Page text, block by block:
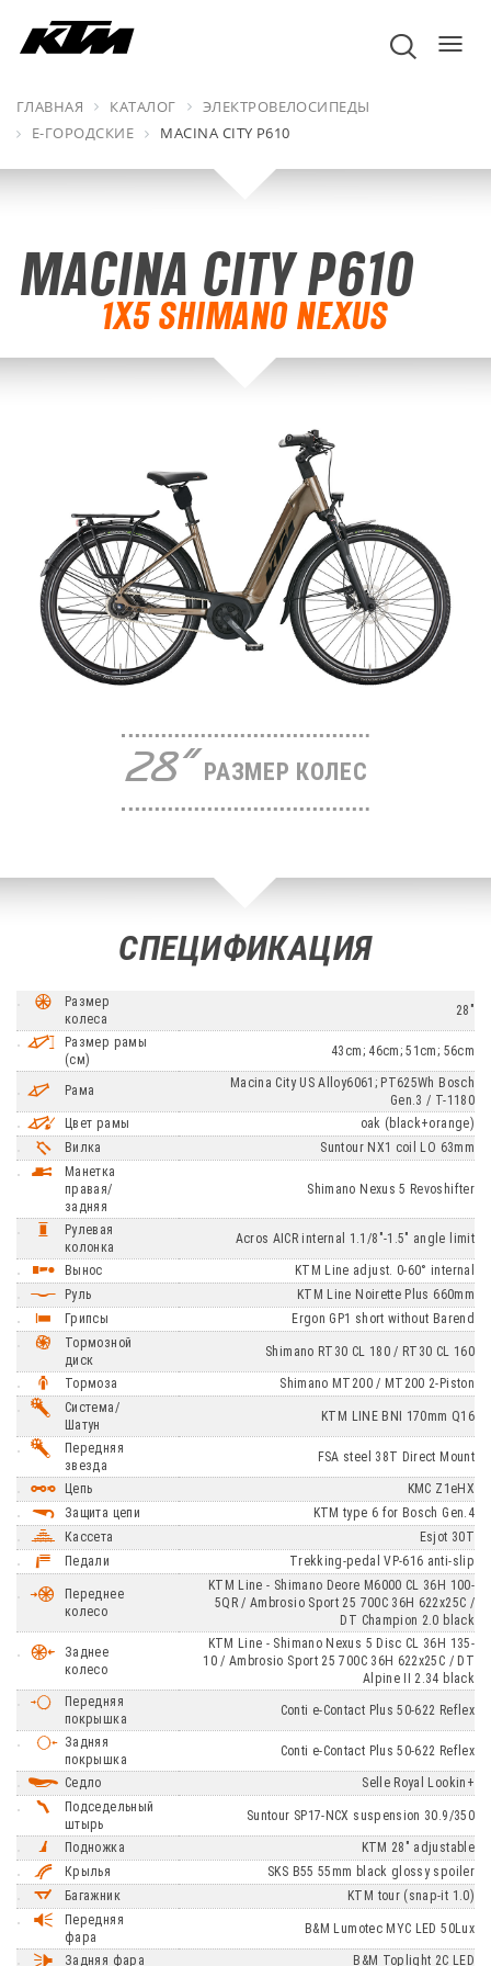
ГЛАВНАЯ КАТАЛОГ
ЭЛЕКТРОВЕЛОСИПЕДЫ
Е-ГОРОДСКИЕ
MACINA CITY P610
MACINA CITY P610
1X5 SHIMANO NEXUS
28" РАЗМЕР КОЛЕС
СПЕЦИФИКАЦИЯ
Размер
колеса
28"
Размер рамы
(см)
43cm; 46cm; 51cm; 56cm
Рама
Macina City US Alloy6061; PT625Wh Bosch
Gen.3 / T-1180
Цвет рамы
oak (black+orange)
Вилка
Suntour NX1 coil LO 63mm
Манетка
правая/
задняя
Shimano Nexus 5 Revoshifter
Рулевая
колонка
Acros AICR internal 1.1/8"-1.5" angle limit
Вынос
KTM Line adjust. 0-60° internal
Руль
KTM Line Noirette Plus 660mm
Грипсы
Ergon GP1 short without Barend
Тормозной
диск
Shimano RT30 CL 180 / RT30 CL 160
Тормоза
Shimano MT200 / MT200 2-Piston
Система/
Шатун
KTM LINE BNI 170mm Q16
Передняя
звезда
FSA steel 38T Direct Mount
Цепь
KMC Z1eHX
Защита цепи
KTM type 6 for Bosch Gen.4
Кассета
Esjot 30T
Педали
Trekking-pedal VP-616 anti-slip
Переднее
колесо
KTM Line - Shimano Deore M6000 CL 36H 100-
5QR / Ambrosio Sport 25 700C 36H 622x25C /
DT Champion 2.0 black
Заднее
колесо
KTM Line - Shimano Nexus 5 Disc CL 36H 135-
10 / Ambrosio Sport 25 700C 36H 622x25C / DT
Alpine II 2.34 black
Передняя
покрышка
Conti e-Contact Plus 50-622 Reflex
Задняя
покрышка
Conti e-Contact Plus 50-622 Reflex
Седло
Selle Royal Lookin+
Подседельный
штырь
Suntour SP17-NCX suspension 30.9/350
Подножка
KTM 28" adjustable
Крылья
SKS B55 55mm black glossy spoiler
Багажник
KTM tour (snap-it 1.0)
Передняя
фара
B&M Lumotec MYC LED 50Lux
Задняя фара B&M Toplight 2C LED